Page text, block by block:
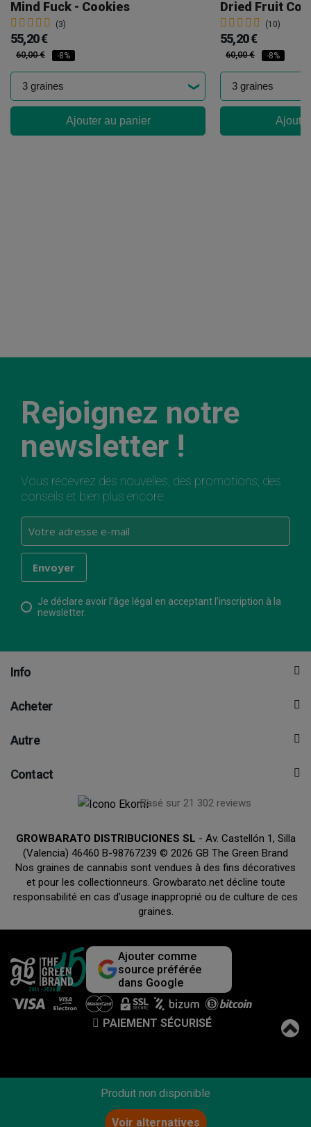
Produit non disponible
Voir alternatives
Mind Fuck - Cookies
(3)
55,20 €
60,00 € -8%
Ajouter au panier
Dried Fruit
(10)
55,20 €
60,00 € -8%
Rejoignez notre
newsletter !
Vous recevrez des nouvelles, des promotions, des
conseils et bien plus encore.
Je déclare avoir l’âge légal en acceptant l’inscription à la
newsletter.
Info
Acheter
Autre
Contact
Basé sur 21 302 reviews
GROWBARATO DISTRIBUCIONES SL - Av. Castellón 1, Silla
(Valencia) 46460 B-98767239 © 2026 GB The Green Brand
Nos graines de cannabis sont vendues à des fins décoratives
et pour les collectionneurs. Growbarato.net décline toute
responsabilité en cas d’usage inapproprié ou de culture de ces
graines.
Ajouter comme
source préférée
dans Google
PAIEMENT SÉCURISÉ